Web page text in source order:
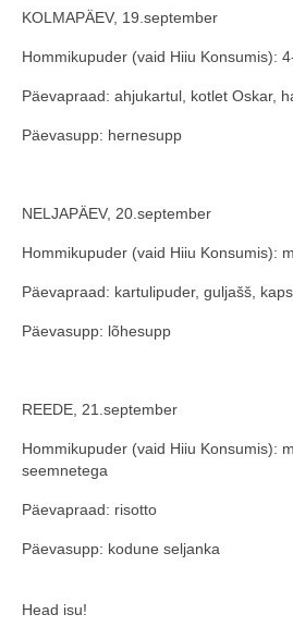
KOLMAPÄEV, 19.september
Hommikupuder (vaid Hiiu Konsumis):
Päevapraad: ahjukartul, kotlet Oskar,
Päevasupp: hernesupp
NELJAPÄEV, 20.september
Hommikupuder (vaid Hiiu Konsumis):
Päevapraad: kartulipuder, guljašš,
Päevasupp: lõhesupp
REEDE, 21.september
Hommikupuder (vaid Hiiu Konsumis):
seemnetega
Päevapraad: risotto
Päevasupp: kodune seljanka
Head isu!